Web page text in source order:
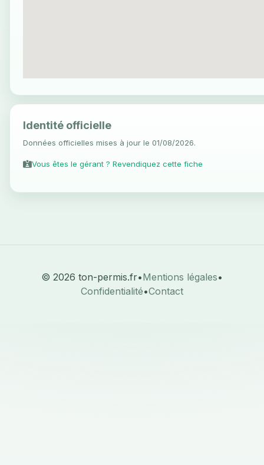
Identité officielle
Données officielles mises à jour le 01/08/2026.
Vous êtes le gérant ? Revendiquez cette fiche
© 2026 ton-permis.fr•Mentions légales•
Confidentialité•Contact